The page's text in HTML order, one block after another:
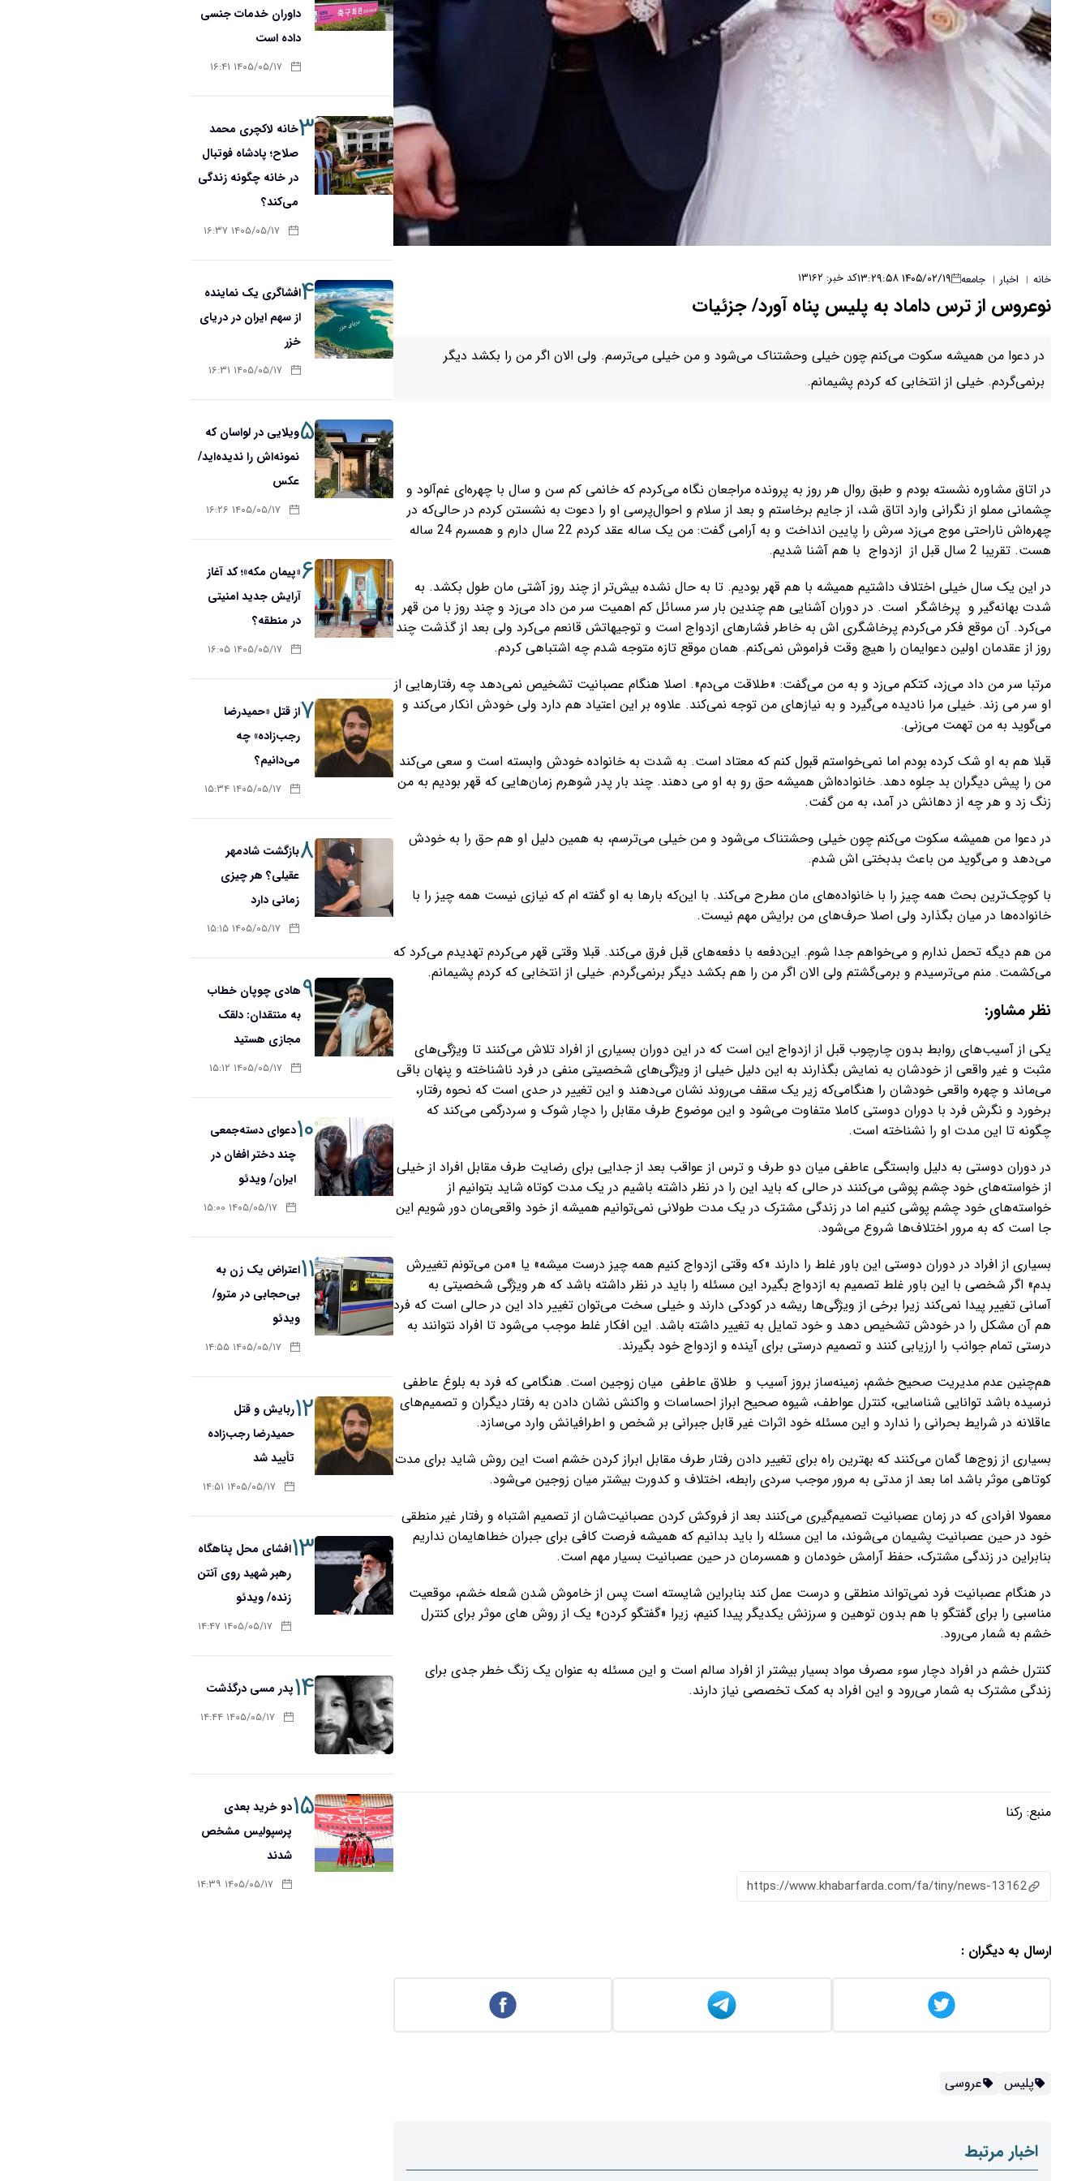
خانه | اخبار | جامعه ۱۴۰۵/۰۲/۱۹ ۱۳:۲۹:۵۸ کد خبر: ۱۳۱۶۲
نوعروس از ترس داماد به پلیس پناه آورد/ جزئیات
در دعوا من همیشه سکوت می‌کنم چون خیلی وحشتناک می‌شود و من خیلی می‌ترسم. ولی الان اگر من را بکشد دیگر
برنمی‌گردم. خیلی از انتخابی که کردم پشیمانم.
در اتاق مشاوره نشسته بودم و طبق روال هر روز به پرونده مراجعان نگاه می‌کردم که خانمی کم سن و سال با چهره‌ای غم‌آلود و
چشمانی مملو از نگرانی وارد اتاق شد، از جایم برخاستم و بعد از سلام و احوال‌پرسی او را دعوت به نشستن کردم در حالی‌که در
چهره‌اش ناراحتی موج می‌زد سرش را پایین انداخت و به آرامی گفت: من یک ساله عقد کردم 22 سال دارم و همسرم 24 ساله
هست. تقریبا 2 سال قبل از ازدواج با هم آشنا شدیم.​
در این یک سال خیلی اختلاف داشتیم همیشه با هم قهر بودیم. تا به حال نشده بیش‌تر از چند روز آشتی‌ مان طول بکشد. به
شدت بهانه‌گیر و پرخاشگر است. در دوران آشنایی هم چندین بار سر مسائل کم اهمیت سر من داد می‌زد و چند روز با من قهر
می‌کرد. آن موقع‌ فکر می‌کردم پرخاشگری اش به خاطر فشار‌های ازدواج است و توجیهاتش قانعم می‌کرد ولی بعد از گذشت چند
روز از عقدمان اولین دعوایمان را هیچ وقت فراموش نمی‌کنم. همان‌ موقع تازه متوجه شدم چه اشتباهی کردم.
مرتبا سر من داد می‌زد، کتکم می‌زد و به من می‌گفت: «طلاقت می‌دم». اصلا هنگام عصبانیت تشخیص نمی‌دهد چه رفتارهایی از
او سر می زند. خیلی مرا نادیده می‌گیرد و به نیاز‌های من توجه نمی‌کند. علاوه بر این اعتیاد هم دارد ولی خودش انکار می‌کند و
می‌گوید به من تهمت می‌زنی.
قبلا هم به او شک کرده بودم اما نمی‌خواستم قبول کنم که معتاد است. به شدت به خانواده خودش وابسته است و سعی می‌کند
من را پیش دیگران بد جلوه دهد. خانواده‌اش همیشه حق رو به او می دهند. چند بار پدر شوهرم زمان‌هایی که قهر بودیم به من
زنگ زد و هر چه از دهانش در آمد، به من گفت.
در دعوا من همیشه سکوت می‌کنم چون خیلی وحشتناک می‌شود و من خیلی می‌ترسم، به همین دلیل او هم حق را به خودش
می‌دهد و می‌گوید من باعث بدبختی اش شدم.
با کوچک‌ترین بحث همه چیز را با خانواده‌های مان مطرح می‌کند. با این‌که بار‌ها به او گفته ام که نیازی نیست همه چیز را با
خانواده‌ها در میان بگذارد ولی اصلا حرف‌‌های من برایش مهم نیست.
من هم دیگه تحمل ندارم و می‌خواهم جدا شوم. این‌دفعه با دفعه‌های قبل فرق می‌کند. قبلا وقتی قهر می‌کردم تهدیدم می‌کرد که
می‌کشمت. منم می‌ترسیدم و برمی‌گشتم ولی الان اگر من را هم بکشد دیگر برنمی‌گردم. خیلی از انتخابی که کردم پشیمانم.
نظر مشاور:
یکی از آسیب‌های روابط بدون چارچوب قبل از ازدواج این است که در این دوران بسیاری از افراد تلاش می‌کنند تا ویژگی‌های
مثبت و غیر واقعی از خودشان به نمایش بگذارند به این دلیل خیلی از ویژگی‌های شخصیتی منفی در فرد ناشناخته و پنهان باقی
می‌ماند و چهره واقعی خودشان را هنگامی‌که زیر یک سقف می‌روند نشان می‌دهند و این تغییر در حدی است که نحوه رفتار،
برخورد و نگرش فرد با دوران دوستی کاملا متفاوت می‌شود و این موضوع طرف مقابل را دچار شوک و سردرگمی می‌کند که
چگونه تا این مدت او را نشناخته است.
در دوران دوستی به دلیل وابستگی عاطفی میان دو طرف و ترس از عواقب بعد از جدایی برای رضایت طرف مقابل افراد از خیلی
از خواسته‌های خود چشم پوشی می‌کنند در حالی که باید این را در نظر داشته باشیم در یک مدت کوتاه شاید بتوانیم از
خواسته‌های خود چشم پوشی کنیم اما در زندگی مشترک در یک مدت طولانی نمی‌توانیم همیشه از خود واقعی‌مان دور شویم این
جا است که به مرور اختلاف‌ها شروع می‌شود.
بسیاری از افراد در دوران دوستی این باور غلط را دارند «که وقتی ازدواج کنیم همه چیز درست میشه» یا «من می‌تونم تغییرش
بدم» اگر شخصی با این باور غلط تصمیم به ازدواج بگیرد این مسئله را باید در نظر داشته باشد که هر ویژگی شخصیتی به
آسانی تغییر پیدا نمی‌کند زیرا برخی از ویژگی‌ها ریشه در کودکی دارند و خیلی سخت می‌توان تغییر داد این در حالی است که فرد
هم آن مشکل را در خودش تشخیص دهد و خود تمایل به تغییر داشته باشد. این افکار غلط موجب می‌شود تا افراد نتوانند به
درستی تمام جوانب را ارزیابی کنند و تصمیم درستی برای آینده و ازدواج خود بگیرند.
هم‌چنین عدم مدیریت صحیح خشم، زمینه‌ساز بروز آسیب ‌و طلاق عاطفی میان زوجین است. هنگامی که فرد به بلوغ عاطفی
نرسیده باشد توانایی شناسایی، کنترل عواطف، شیوه صحیح ابراز احساسات و واکنش نشان دادن به رفتار دیگران و تصمیم‌های
عاقلانه در شرایط بحرانی را ندارد و این مسئله خود اثرات غیر قابل جبرانی بر شخص و اطرافیان‍ش وارد می‌سازد.
بسیاری از زوج‌ها گمان می‌کنند که بهترین راه برای تغییر دادن رفتار طرف مقابل ابراز کردن خشم است این روش شاید برای مدت
کوتاهی موثر باشد اما بعد از مدتی به مرور موجب سردی رابطه، اختلاف و کدورت بیشتر میان زوجین می‌شود.
معمولا افرادی که در زمان عصبانیت تصمیم‌گیری می‌کنند بعد از فروکش کردن عصبانیت‌شان از تصمیم اشتباه و رفتار غیر منطقی
خود در حین عصبانیت پشیمان می‌شوند، ما این مسئله را باید بدانیم که همیشه فرصت کافی برای جبران خطا‌هایمان نداریم
بنابراین در زندگی مشترک، حفظ آرامش خودمان و همسرمان در حین عصبانیت بسیار مهم است.
در هنگام عصبانیت فرد نمی‌تواند منطقی و درست عمل کند بنابراین شایسته است پس از خاموش شدن شعله خشم، موقعیت
مناسبی را برای گفتگو با هم بدون توهین و سرزنش یکدیگر پیدا کنیم، زیرا «گفتگو کردن» یک از روش‌ های موثر برای کنترل
خشم به شمار می‌رود.
کنترل خشم در افراد دچار سوء مصرف مواد بسیار بیشتر از افراد سالم است و این مسئله به عنوان یک زنگ خطر جدی برای
زندگی مشترک به شمار می‌رود و این افراد به کمک تخصصی نیاز دارند.
منبع: رکنا
https://www.khabarfarda.com/fa/tiny/news-13162
ارسال به دیگران :
پلیس عروسی
اخبار مرتبط
داوران خدمات جنسی
داده است
۱۴۰۵/۰۵/۱۷ ۱۶:۴۱
۳خانه لاکچری محمد
صلاح؛ پادشاه فوتبال
در خانه چگونه زندگی
می‌کند؟
۱۴۰۵/۰۵/۱۷ ۱۶:۳۷
۴افشاگری یک نماینده
از سهم ایران در دریای
خزر
۱۴۰۵/۰۵/۱۷ ۱۶:۳۱
۵ویلایی در لواسان که
نمونه‌اش را ندیده‌اید/
عکس
۱۴۰۵/۰۵/۱۷ ۱۶:۲۶
۶«پیمان مکه»؛ کد آغاز
آرایش جدید امنیتی
در منطقه؟
۱۴۰۵/۰۵/۱۷ ۱۶:۰۵
۷از قتل «حمیدرضا
رجب‌زاده» چه
می‌دانیم؟
۱۴۰۵/۰۵/۱۷ ۱۵:۳۴
۸بازگشت شادمهر
عقیلی؟ هر چیزی
زمانی دارد
۱۴۰۵/۰۵/۱۷ ۱۵:۱۵
۹هادی چوپان خطاب
به منتقدان: دلقک
مجازی هستید
۱۴۰۵/۰۵/۱۷ ۱۵:۱۲
۱۰دعوای دسته‌جمعی
چند دختر افغان در
ایران/ ویدئو
۱۴۰۵/۰۵/۱۷ ۱۵:۰۰
۱۱اعتراض یک زن به
بی‌حجابی در مترو/
ویدئو
۱۴۰۵/۰۵/۱۷ ۱۴:۵۵
۱۲ربایش و قتل
حمیدرضا رجب‌زاده
تأیید شد
۱۴۰۵/۰۵/۱۷ ۱۴:۵۱
۱۳افشای محل پناهگاه‌
رهبر شهید روی آنتن
زنده/ ویدئو
۱۴۰۵/۰۵/۱۷ ۱۴:۴۷
۱۴پدر مسی درگذشت
۱۴۰۵/۰۵/۱۷ ۱۴:۴۴
۱۵دو خرید بعدی
پرسپولیس مشخص
شدند
۱۴۰۵/۰۵/۱۷ ۱۴:۳۹